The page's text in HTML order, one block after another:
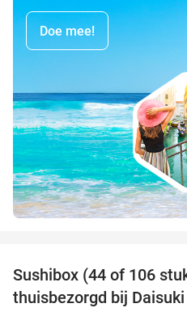
Doe mee!
Sushibox (44 of 106
thuisbezorgd bij Daisuki